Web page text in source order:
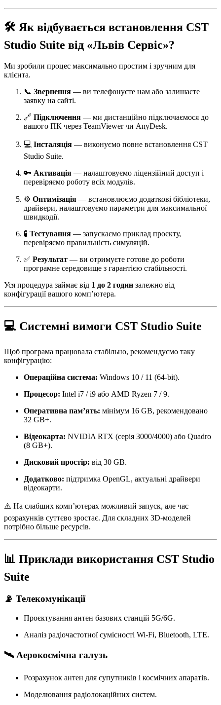
🛠️ Як відбувається встановлення CST
Studio Suite від «Львів Сервіс»?
Ми зробили процес максимально простим і зручним для
клієнта.
📞 Звернення — ви телефонуєте нам або залишаєте
заявку на сайті.
🔗 Підключення — ми дистанційно підключаємося до
вашого ПК через TeamViewer чи AnyDesk.
💻 Інсталяція — виконуємо повне встановлення CST
Studio Suite.
🔑 Активація — налаштовуємо ліцензійний доступ і
перевіряємо роботу всіх модулів.
⚙️ Оптимізація — встановлюємо додаткові бібліотеки,
драйвери, налаштовуємо параметри для максимальної
швидкодії.
🧪 Тестування — запускаємо приклад проєкту,
перевіряємо правильність симуляцій.
✅ Результат — ви отримуєте готове до роботи
програмне середовище з гарантією стабільності.
Уся процедура займає від 1 до 2 годин залежно від
конфігурації вашого комп’ютера.
💻 Системні вимоги CST Studio Suite
Щоб програма працювала стабільно, рекомендуємо таку
конфігурацію:
Операційна система: Windows 10 / 11 (64-bit).
Процесор: Intel i7 / i9 або AMD Ryzen 7 / 9.
Оперативна пам’ять: мінімум 16 GB, рекомендовано
32 GB+.
Відеокарта: NVIDIA RTX (серія 3000/4000) або Quadro
(8 GB+).
Дисковий простір: від 30 GB.
Додатково: підтримка OpenGL, актуальні драйвери
відеокарти.
⚠️ На слабших комп’ютерах можливий запуск, але час
розрахунків суттєво зростає. Для складних 3D-моделей
потрібно більше ресурсів.
📊 Приклади використання CST Studio
Suite
📡 Телекомунікації
Проєктування антен базових станцій 5G/6G.
Аналіз радіочастотної сумісності Wi-Fi, Bluetooth, LTE.
🛰️ Аерокосмічна галузь
Розрахунок антен для супутників і космічних апаратів.
Моделювання радіолокаційних систем.